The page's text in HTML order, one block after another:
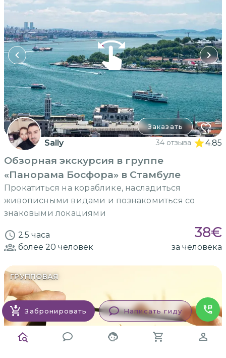
Заказать
Sally 34 отзыва 4.85
Обзорная экскурсия в группе
«Панорама Босфора» в Стамбуле
Прокатиться на кораблике, насладиться
живописными видами и познакомиться со
знаковыми локациями
2.5 часа 38€
более 20 человек за человека
ГРУППОВАЯ
Забронировать Написать гиду